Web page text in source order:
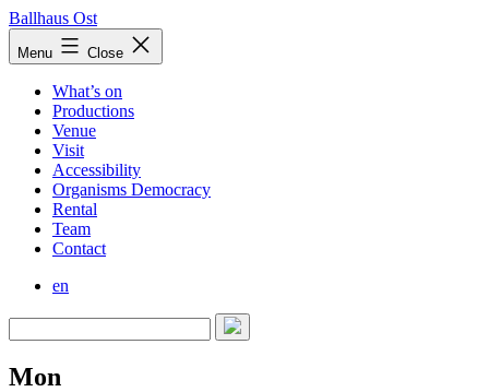
Skip
to
content
Ballhaus Ost
Ballhaus
Ost
Menu Close
What’s on
Productions
Venue
Visit
Accessibility
Organisms Democracy
Rental
Team
Contact
en
Mon